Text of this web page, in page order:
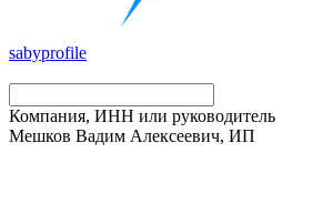
sabyprofile
Компания, ИНН или руководитель
Мешков Вадим Алексеевич, ИП